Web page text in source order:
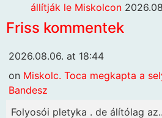
állítják le Miskolcon
Friss kommentek
2026.08.06. at 18:44
on Miskolc. Toca megkapta a
Bandesz
Folyosói pletyka . de álítólag